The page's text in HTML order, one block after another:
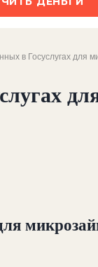
в Госуслугах для